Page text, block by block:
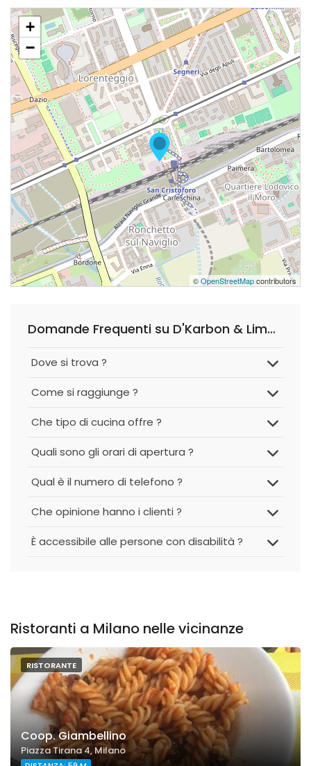
+
−
©OpenStreetMapcontributors
Domande Frequenti su D'Karbon & Limon 2
Dove si trova ?
Come si raggiunge ?
Che tipo di cucina offre ?
Quali sono gli orari di apertura ?
Qual è il numero di telefono ?
Che opinione hanno i clienti ?
È accessibile alle persone con disabilità ?
Ristoranti a Milano nelle vicinanze
RISTORANTE
Coop. Giambellino
Piazza Tirana 4, Milano